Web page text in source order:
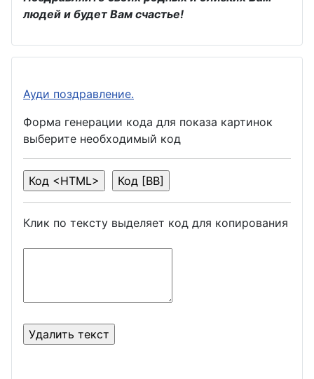
людей и будет Вам счастье!
Ауди поздравление.
Форма генерации кода для показа картинок
выберите необходимый код
Клик по тексту выделяет код для копирования